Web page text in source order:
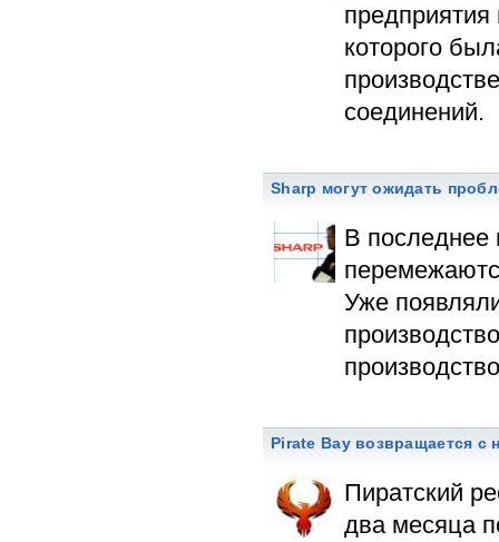
которого
соединений.
Sharp могут ожидать
В последнее
Уже
Pirate Bay возвращается с
Пиратский
два месяца